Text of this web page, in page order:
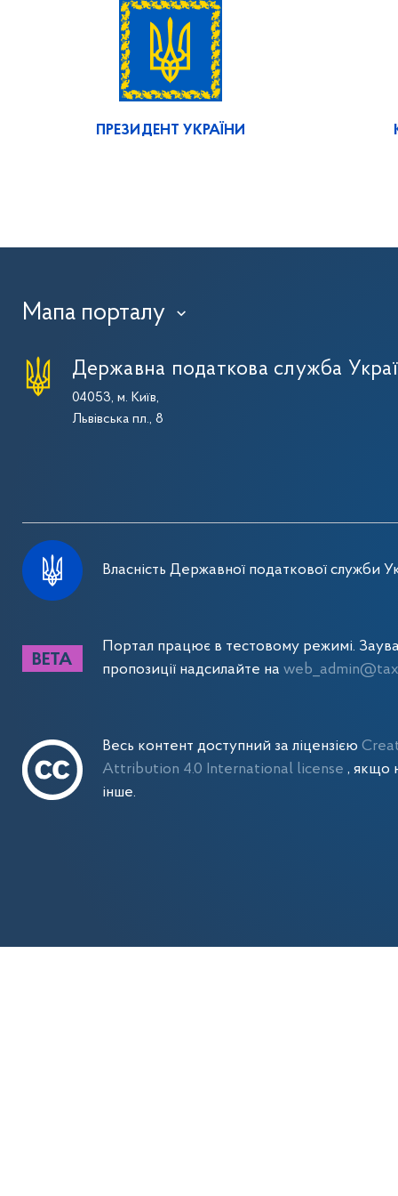
ПРЕЗИДЕНТ УКРАЇНИ
Мапа порталу ›
Державна податкова служба
04053, м. Київ,
Львівська пл., 8
Власність Державної податкової служби
Портал працює в тестовому режимі.
пропозиції надсилайте на
Весь контент доступний за ліцензією
Attribution 4.0 International license , якщо
інше.